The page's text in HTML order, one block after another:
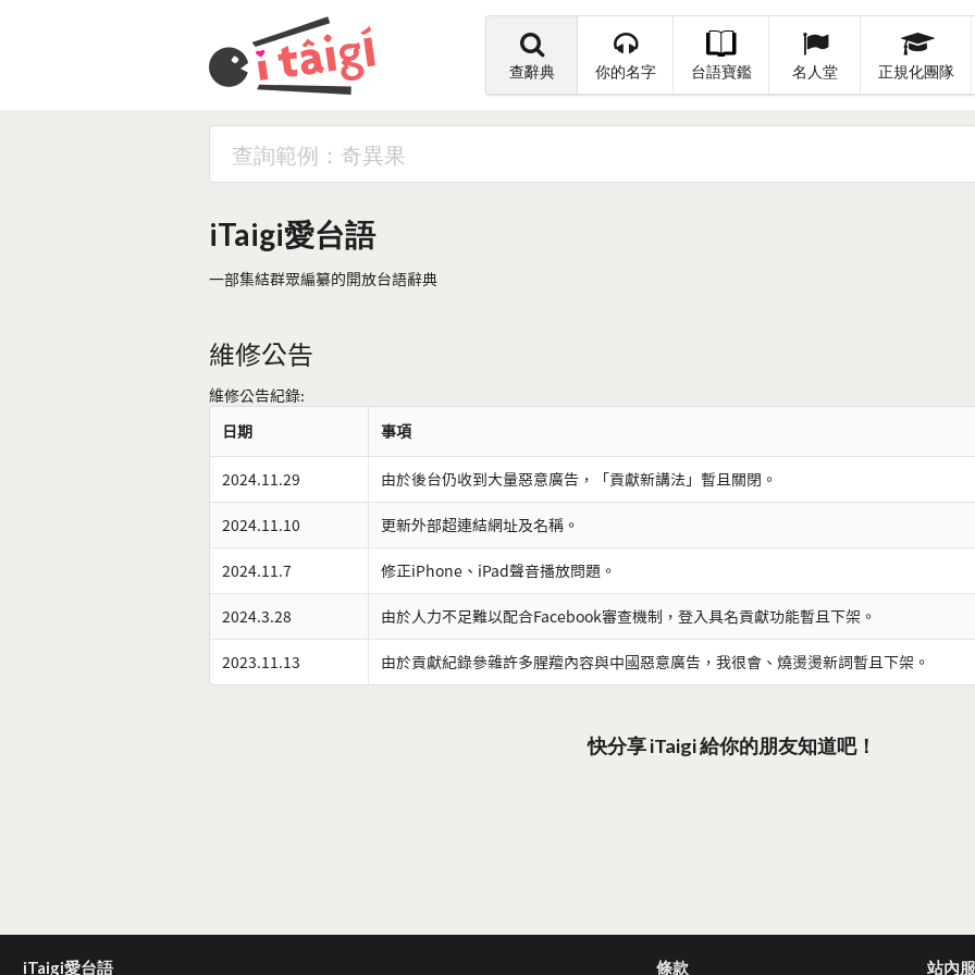
查辭典 你的名字 台語寶鑑 名人堂 正規化團隊
iTaigi愛台語
一部集結群眾編纂的開放台語辭典
維修公告
維修公告紀錄:
日期
事項
2024.11.29 由於後台仍收到大量惡意廣告，「貢獻新講法」暫且關閉。
2024.11.10 更新外部超連結網址及名稱。
2024.11.7 修正iPhone、iPad聲音播放問題。
2024.3.28 由於人力不足難以配合Facebook審查機制，登入具名貢獻功能暫且下架。
2023.11.13 由於貢獻紀錄參雜許多腥羶內容與中國惡意廣告，我很會、燒燙燙新詞暫且下架。
快分享 iTaigi 給你的朋友知道吧！
iTaigi愛台語 條款 站內